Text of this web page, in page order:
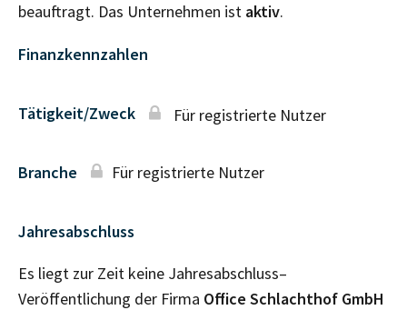
beauftragt. Das Unternehmen ist aktiv.
Finanzkennzahlen
Tätigkeit/Zweck Für registrierte Nutzer
Branche Für registrierte Nutzer
Jahresabschluss
Es liegt zur Zeit keine Jahresabschluss–
Veröffentlichung der Firma Office Schlachthof GmbH